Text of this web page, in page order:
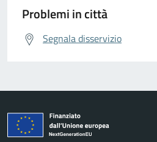
Problemi in città
Segnala disservizio